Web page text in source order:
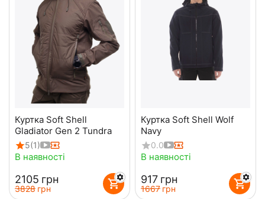
Куртка Soft Shell
Gladiator Gen 2 Tundra
5(1)
В наявності
‍2105‍ грн
‍3828‍ грн
Куртка Soft Shell Wolf
Navy
0.0
В наявності
‍917‍ грн
‍1667‍ грн